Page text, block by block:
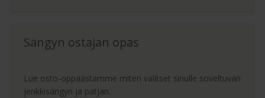
Sängyn ostajan opas
Lue osto-oppaastamme miten valitset sinulle soveltuvan
jenkkisängyn ja patjan.